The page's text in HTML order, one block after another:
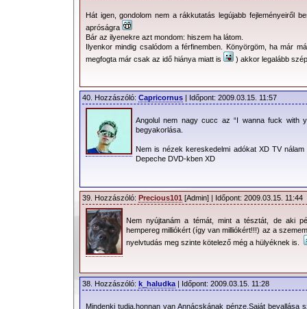
Hát igen, gondolom nem a rákkutatás legújabb fejleményeiről
apróságra
Bár az ilyenekre azt mondom: hiszem ha látom.
Ilyenkor mindig csalódom a férfinemben. Könyörgöm, ha már
megfogta már csak az idő hiánya miatt is
) akkor legalább
40. Hozzászóló: Capricornus | Időpont: 2009.03.15. 11:57
Angolul nem nagy cucc az “I wanna fuck with
begyakorlása.
Nem is nézek kereskedelmi adókat XD TV
Depeche DVD-kben XD
39. Hozzászóló: Precious101 [Admin] | Időpont: 2009.03.15. 11:44
Nem nyújtanám a témát, mint a tésztát, de aki
hempereg milliókért (így van milliókért!!!) az a
nyelvtudás meg szinte kötelező még a hülyéknek is.
38. Hozzászóló: k_haludka | Időpont: 2009.03.15. 11:28
Mindenki tudja,honnan van Annácskának pénze.Saját